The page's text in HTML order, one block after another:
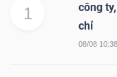
1
công
chỉ
08/08 10:38
chính